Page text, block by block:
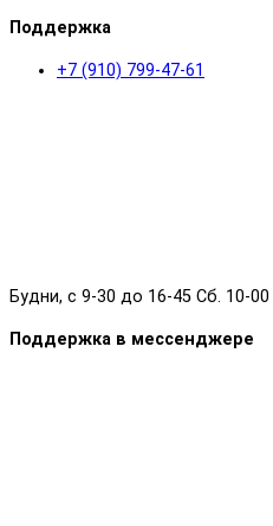
Поддержка
+7 (910) 799-47-61
Будни, с 9-30 до 16-45 Сб. 10-
Поддержка в мессенджере